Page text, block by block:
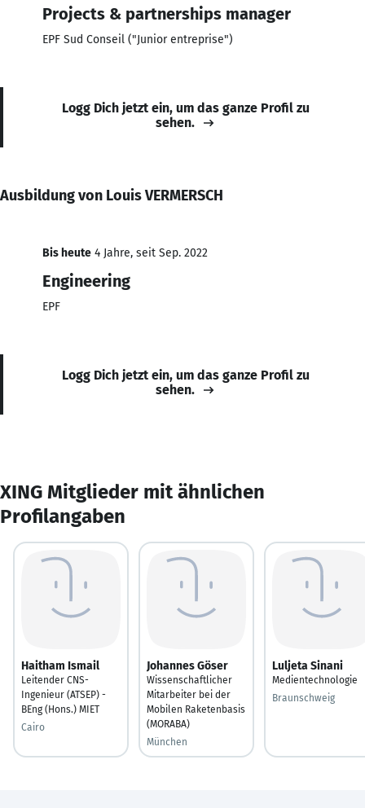
Projects & partnerships manager
EPF Sud Conseil ("Junior entreprise")
Logg Dich jetzt ein, um das ganze Profil zu
sehen.
Ausbildung von Louis VERMERSCH
Bis heute 4 Jahre, seit Sep. 2022
Engineering
EPF
Logg Dich jetzt ein, um das ganze Profil zu
sehen.
XING Mitglieder mit ähnlichen
Profilangaben
Haitham Ismail
Leitender CNS-
Ingenieur (ATSEP) -
BEng (Hons.) MIET
Cairo
Johannes Göser
Wissenschaftlicher
Mitarbeiter bei der
Mobilen Raketenbasis
(MORABA)
München
Luljeta Sinani
Medientechnologie
Braunschweig